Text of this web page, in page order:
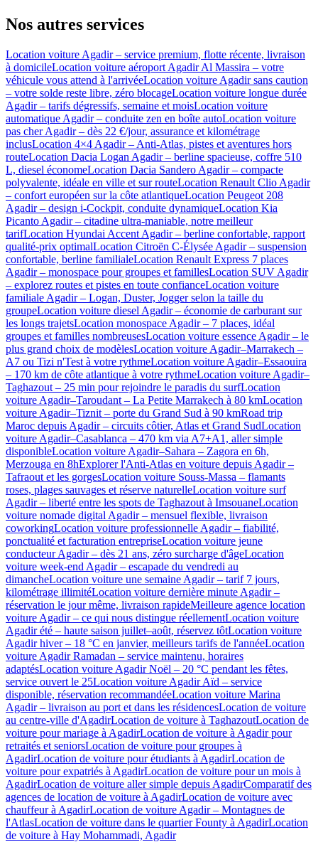
Nos autres services
Location voiture Agadir – service premium, flotte récente, livraison
à domicileLocation voiture aéroport Agadir Al Massira – votre
véhicule vous attend à l'arrivéeLocation voiture Agadir sans caution
– votre solde reste libre, zéro blocageLocation voiture longue durée
Agadir – tarifs dégressifs, semaine et moisLocation voiture
automatique Agadir – conduite zen en boîte autoLocation voiture
pas cher Agadir – dès 22 €/jour, assurance et kilométrage
inclusLocation 4×4 Agadir – Anti-Atlas, pistes et aventures hors
routeLocation Dacia Logan Agadir – berline spacieuse, coffre 510
L, diesel économeLocation Dacia Sandero Agadir – compacte
polyvalente, idéale en ville et sur routeLocation Renault Clio Agadir
– confort européen sur la côte atlantiqueLocation Peugeot 208
Agadir – design i-Cockpit, conduite dynamiqueLocation Kia
Picanto Agadir – citadine ultra-maniable, notre meilleur
tarifLocation Hyundai Accent Agadir – berline confortable, rapport
qualité-prix optimalLocation Citroën C-Élysée Agadir – suspension
confortable, berline familialeLocation Renault Express 7 places
Agadir – monospace pour groupes et famillesLocation SUV Agadir
– explorez routes et pistes en toute confianceLocation voiture
familiale Agadir – Logan, Duster, Jogger selon la taille du
groupeLocation voiture diesel Agadir – économie de carburant sur
les longs trajetsLocation monospace Agadir – 7 places, idéal
groupes et familles nombreusesLocation voiture essence Agadir – le
plus grand choix de modèlesLocation voiture Agadir–Marrakech –
A7 ou Tizi n'Test à votre rythmeLocation voiture Agadir–Essaouira
– 170 km de côte atlantique à votre rythmeLocation voiture Agadir–
Taghazout – 25 min pour rejoindre le paradis du surfLocation
voiture Agadir–Taroudant – La Petite Marrakech à 80 kmLocation
voiture Agadir–Tiznit – porte du Grand Sud à 90 kmRoad trip
Maroc depuis Agadir – circuits côtier, Atlas et Grand SudLocation
voiture Agadir–Casablanca – 470 km via A7+A1, aller simple
disponibleLocation voiture Agadir–Sahara – Zagora en 6h,
Merzouga en 8hExplorer l'Anti-Atlas en voiture depuis Agadir –
Tafraout et les gorgesLocation voiture Souss-Massa – flamants
roses, plages sauvages et réserve naturelleLocation voiture surf
Agadir – liberté entre les spots de Taghazout à ImsouaneLocation
voiture nomade digital Agadir – mensuel flexible, livraison
coworkingLocation voiture professionnelle Agadir – fiabilité,
ponctualité et facturation entrepriseLocation voiture jeune
conducteur Agadir – dès 21 ans, zéro surcharge d'âgeLocation
voiture week-end Agadir – escapade du vendredi au
dimancheLocation voiture une semaine Agadir – tarif 7 jours,
kilométrage illimitéLocation voiture dernière minute Agadir –
réservation le jour même, livraison rapideMeilleure agence location
voiture Agadir – ce qui nous distingue réellementLocation voiture
Agadir été – haute saison juillet–août, réservez tôtLocation voiture
Agadir hiver – 18 °C en janvier, meilleurs tarifs de l'annéeLocation
voiture Agadir Ramadan – service maintenu, horaires
adaptésLocation voiture Agadir Noël – 20 °C pendant les fêtes,
service ouvert le 25Location voiture Agadir Aïd – service
disponible, réservation recommandéeLocation voiture Marina
Agadir – livraison au port et dans les résidencesLocation de voiture
au centre-ville d'AgadirLocation de voiture à TaghazoutLocation de
voiture pour mariage à AgadirLocation de voiture à Agadir pour
retraités et seniorsLocation de voiture pour groupes à
AgadirLocation de voiture pour étudiants à AgadirLocation de
voiture pour expatriés à AgadirLocation de voiture pour un mois à
AgadirLocation de voiture aller simple depuis AgadirComparatif des
agences de location de voiture à AgadirLocation de voiture avec
chauffeur à AgadirLocation de voiture Agadir – Montagnes de
l'AtlasLocation de voiture dans le quartier Founty à AgadirLocation
de voiture à Hay Mohammadi, Agadir